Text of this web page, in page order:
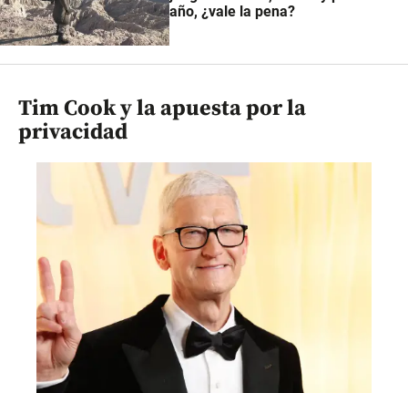
año, ¿vale la pena?
Tim Cook y la apuesta por la
privacidad